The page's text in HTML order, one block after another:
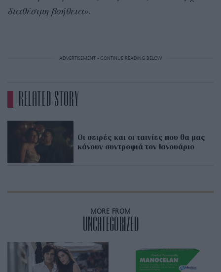
διαθέσιμη βοήθεια».
ADVERTISEMENT - CONTINUE READING BELOW
RELATED STORY
Οι σειρές και οι ταινίες που θα μας
κάνουν συντροφιά τον Ιανουάριο
MORE FROM
UNCATEGORIZED